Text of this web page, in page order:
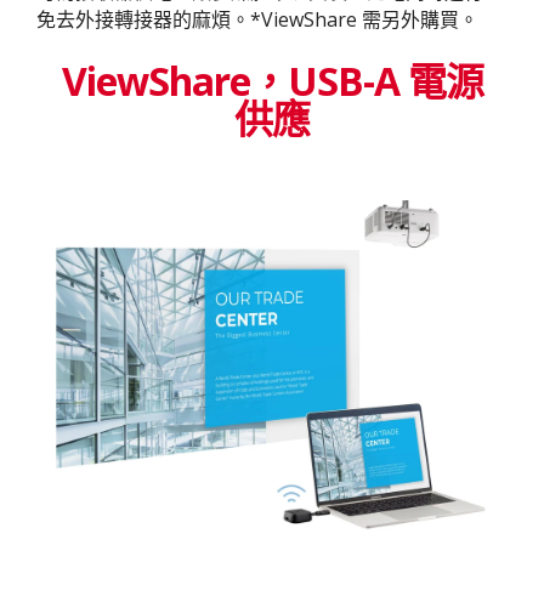
免去外接轉接器的麻煩。*ViewShare 需另外購買。
ViewShare​，USB-A 電源
供應